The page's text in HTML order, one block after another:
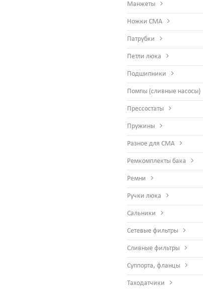
Манжеты
Ножки СМА
Патрубки
Петли люка
Подшипники
Помпы (сливные насосы)
Прессостаты
Пружины
Разное для СМА
Ремкомплекты бака
Ремни
Ручки люка
Сальники
Сетевые фильтры
Сливные фильтры
Суппорта, фланцы
Таходатчики